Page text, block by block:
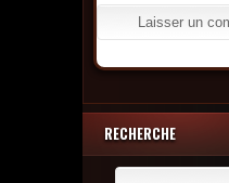
RECHERCHE
Rechercher :